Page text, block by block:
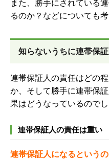
また、勝手にされている
るのか？などについても
知らないうちに連帯保
連帯保証人の責任はどの
か、そして勝手に連帯保
果はどうなっているのでし
連帯保証人の責任は重い
連帯保証人になるという